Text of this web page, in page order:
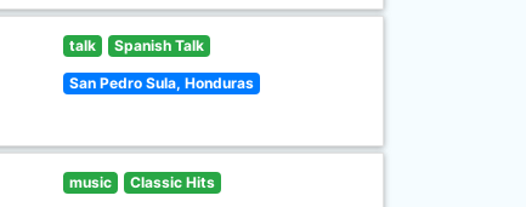
talk Spanish Talk
San Pedro Sula, Honduras
music Classic Hits